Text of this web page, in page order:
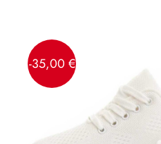
-35,00 €